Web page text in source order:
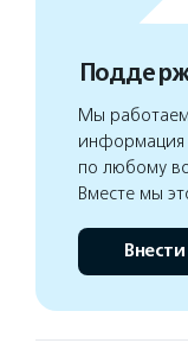
Мы
информация
по любому
Вместе мы